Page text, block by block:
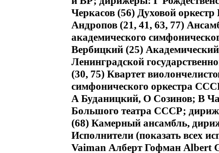
Черкасов (56) Духовой
Андропов (21, 41, 63, 77)
академического
Вербицкий (25)
Ленинградской
(30, 75) Квартет
симфонического оркестра
А Буданицкий, О Созинов; В
Большого театра СССР;
(68) Камерный ансамбль,
Исполнители (показать всех
Vaiman Алберт Гофман Albert